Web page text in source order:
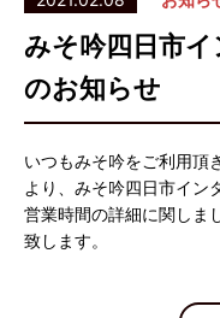
みそ吟四日市
のお知らせ
いつもみそ吟をご利用頂
より、みそ吟四日市イン
営業時間の詳細に関しま
致します。